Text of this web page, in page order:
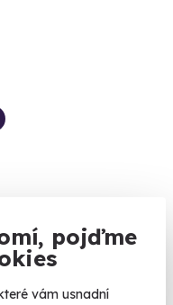
pojďme
vám usnadní
9.6
- 9 zbraní